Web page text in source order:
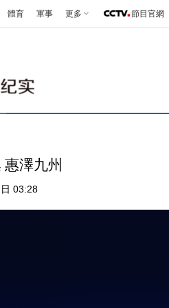
體育 軍事 更多 節目官網
惠澤九州
03:28